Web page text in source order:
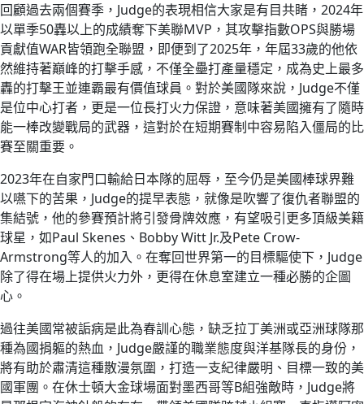
回顧過去兩個賽季，Judge的表現相信大家是有目共睹，2024年
以單季50轟以上的成績奪下美聯MVP，其攻擊指數OPS與勝場
貢獻值WAR皆領跑全聯盟，即便到了2025年，年屆33歲的他依
然維持著巔峰的打擊手感，不僅全壘打產量穩定，成為史上最多
轟的打擊王並連霸最有價值球員。對於美國隊來說，Judge不僅
是位中心打者，更是一位長打火力保證，意味著美國擁有了隨時
能一棒改變戰局的武器，這對於在短期賽制中容易陷入僵局的比
賽至關重要。
2023年在自家門口輸給日本隊的屈辱，至今仍是美國棒球界難
以嚥下的苦果，Judge的提早表態，就像是吹響了復仇者聯盟的
集結號，他的參賽預計將引發骨牌效應，有望吸引更多頂級美籍
球星，如Paul Skenes、Bobby Witt Jr.及Pete Crow-
Armstrong等人的加入。在奪回世界第一的目標驅使下，Judge
除了得在場上提供火力外，更得在休息室建立一種必勝的企圖
心。
過往美國常被詬病是此為春訓心態，缺乏拉丁美洲或亞洲球隊那
種為國捐軀的熱血，Judge嚴謹的職業態度與洋基隊長的身份，
將有助於肅清這種散漫氛圍，打造一支紀律嚴明、目標一致的美
國軍團。在休士頓大金球場面對墨西哥等B組強敵時，Judge將